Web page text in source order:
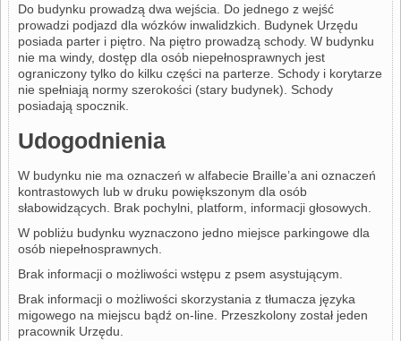
Do budynku prowadzą dwa wejścia. Do jednego z wejść
prowadzi podjazd dla wózków inwalidzkich. Budynek Urzędu
posiada parter i piętro. Na piętro prowadzą schody. W budynku
nie ma windy, dostęp dla osób niepełnosprawnych jest
ograniczony tylko do kilku części na parterze. Schody i korytarze
nie spełniają normy szerokości (stary budynek). Schody
posiadają spocznik.
Udogodnienia
W budynku nie ma oznaczeń w alfabecie Braille’a ani oznaczeń
kontrastowych lub w druku powiększonym dla osób
słabowidzących. Brak pochylni, platform, informacji głosowych.
W pobliżu budynku wyznaczono jedno miejsce parkingowe dla
osób niepełnosprawnych.
Brak informacji o możliwości wstępu z psem asystującym.
Brak informacji o możliwości skorzystania z tłumacza języka
migowego na miejscu bądź on-line. Przeszkolony został jeden
pracownik Urzędu.